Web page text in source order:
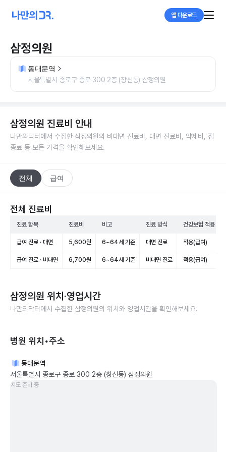
앱 다운로드
삼정의원
동대문역
서울특별시 종로구 종로 300 2층 (창신동) 삼정의원
삼정의원 진료비 안내
나만의닥터에서 수집한 삼정의원의 비대면 진료비, 대면 진료비, 약제비, 접
종료 등 모든 가격을 확인해보세요.
전체 급여
전체 진료비
진료 항목 진료비 비고 진료 방식 건강보험 적용
급여 진료 · 대면 5,600원 6~64세 기준 대면 진료 적용(급여)
급여 진료 · 비대면 6,700원 6~64세 기준 비대면 진료 적용(급여)
삼정의원 위치·영업시간
나만의닥터에서 수집한 삼정의원의 위치와 영업시간을 확인해보세요.
병원 위치•주소
동대문역
서울특별시 종로구 종로 300 2층 (창신동) 삼정의원
지도 준비 중